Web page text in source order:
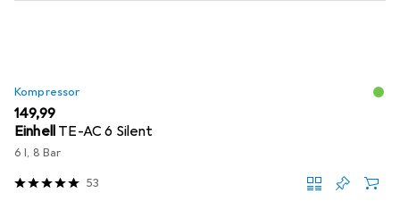
Kompressor
EUR
149,99
Einhell TE-AC 6 Silent
6 l, 8 Bar
53